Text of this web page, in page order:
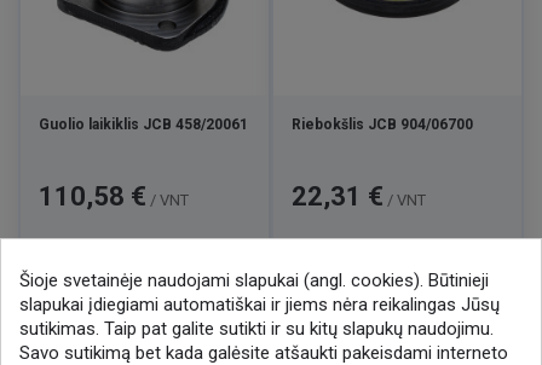
Guolio laikiklis JCB 458/20061
Kaina
110,58 € / VNT
Riebokšlis JCB 904/06700
Kaina
22,31 € / VNT
1 2 3 … 15 
Šioje svetainėje naudojami slapukai (angl. cookies). Būtinieji
slapukai įdiegiami automatiškai ir jiems nėra reikalingas Jūsų
sutikimas. Taip pat galite sutikti ir su kitų slapukų naudojimu.
Savo sutikimą bet kada galėsite atšaukti pakeisdami interneto